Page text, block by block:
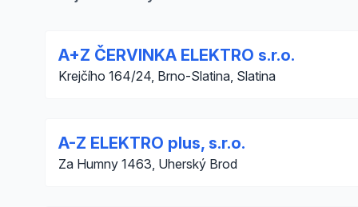
A+Z ČERVINKA ELEKTRO s.r.o.
Krejčího 164/24, Brno-Slatina, Slatina
A-Z ELEKTRO plus, s.r.o.
Za Humny 1463, Uherský Brod